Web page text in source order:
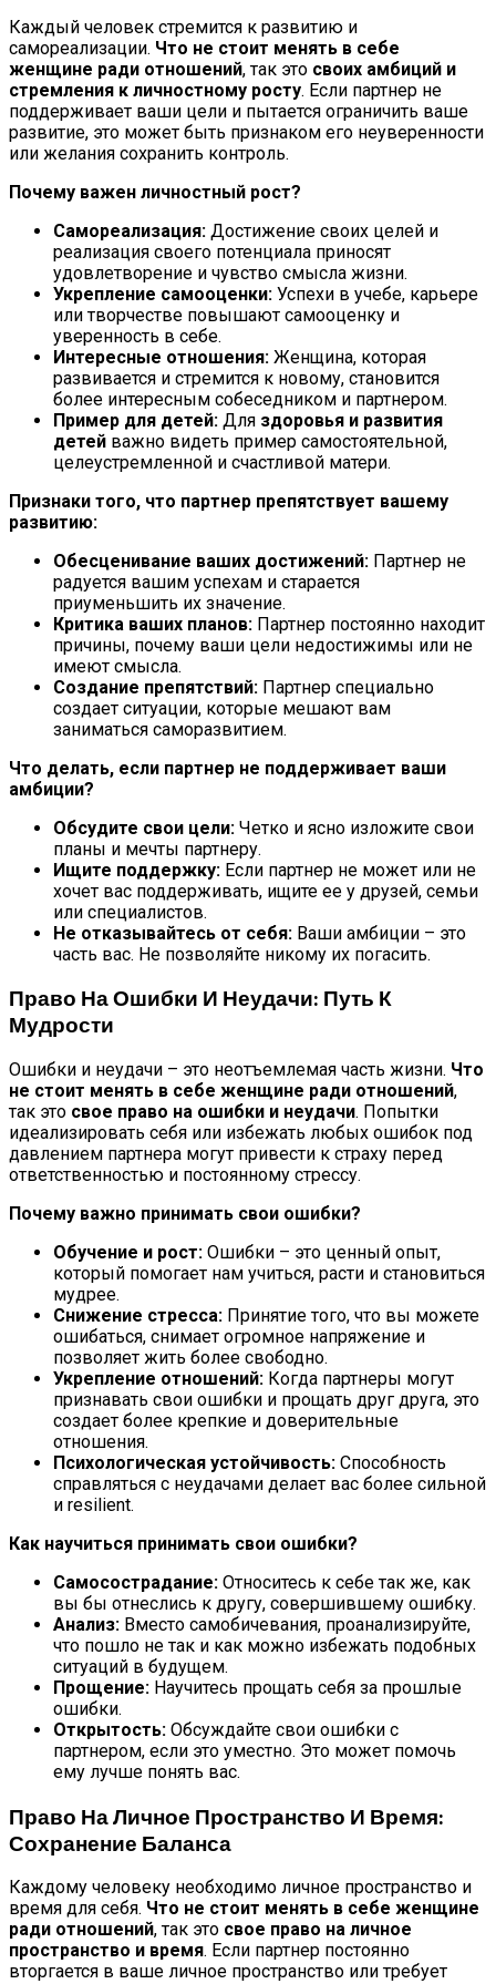
Каждый человек стремится к развитию и
самореализации. Что не стоит менять в себе
женщине ради отношений, так это своих амбиций и
стремления к личностному росту. Если партнер не
поддерживает ваши цели и пытается ограничить ваше
развитие, это может быть признаком его неуверенности
или желания сохранить контроль.
Почему важен личностный рост?
Самореализация: Достижение своих целей и
реализация своего потенциала приносят
удовлетворение и чувство смысла жизни.
Укрепление самооценки: Успехи в учебе, карьере
или творчестве повышают самооценку и
уверенность в себе.
Интересные отношения: Женщина, которая
развивается и стремится к новому, становится
более интересным собеседником и партнером.
Пример для детей: Для здоровья и развития
детей важно видеть пример самостоятельной,
целеустремленной и счастливой матери.
Признаки того, что партнер препятствует вашему
развитию:
Обесценивание ваших достижений: Партнер не
радуется вашим успехам и старается
приуменьшить их значение.
Критика ваших планов: Партнер постоянно находит
причины, почему ваши цели недостижимы или не
имеют смысла.
Создание препятствий: Партнер специально
создает ситуации, которые мешают вам
заниматься саморазвитием.
Что делать, если партнер не поддерживает ваши
амбиции?
Обсудите свои цели: Четко и ясно изложите свои
планы и мечты партнеру.
Ищите поддержку: Если партнер не может или не
хочет вас поддерживать, ищите ее у друзей, семьи
или специалистов.
Не отказывайтесь от себя: Ваши амбиции – это
часть вас. Не позволяйте никому их погасить.
Право На Ошибки И Неудачи: Путь К
Мудрости
Ошибки и неудачи – это неотъемлемая часть жизни. Что
не стоит менять в себе женщине ради отношений,
так это свое право на ошибки и неудачи. Попытки
идеализировать себя или избежать любых ошибок под
давлением партнера могут привести к страху перед
ответственностью и постоянному стрессу.
Почему важно принимать свои ошибки?
Обучение и рост: Ошибки – это ценный опыт,
который помогает нам учиться, расти и становиться
мудрее.
Снижение стресса: Принятие того, что вы можете
ошибаться, снимает огромное напряжение и
позволяет жить более свободно.
Укрепление отношений: Когда партнеры могут
признавать свои ошибки и прощать друг друга, это
создает более крепкие и доверительные
отношения.
Психологическая устойчивость: Способность
справляться с неудачами делает вас более сильной
и resilient.
Как научиться принимать свои ошибки?
Самосострадание: Относитесь к себе так же, как
вы бы отнеслись к другу, совершившему ошибку.
Анализ: Вместо самобичевания, проанализируйте,
что пошло не так и как можно избежать подобных
ситуаций в будущем.
Прощение: Научитесь прощать себя за прошлые
ошибки.
Открытость: Обсуждайте свои ошибки с
партнером, если это уместно. Это может помочь
ему лучше понять вас.
Право На Личное Пространство И Время:
Сохранение Баланса
Каждому человеку необходимо личное пространство и
время для себя. Что не стоит менять в себе женщине
ради отношений, так это свое право на личное
пространство и время. Если партнер постоянно
вторгается в ваше личное пространство или требует